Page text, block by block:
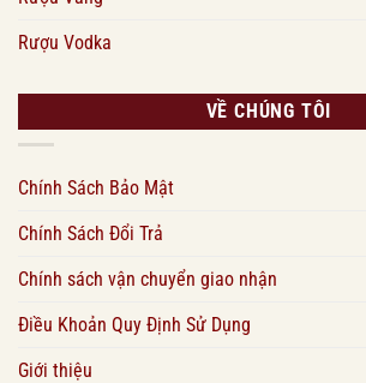
Rượu Vodka
VỀ CHÚNG TÔI
Chính Sách Bảo Mật
Chính Sách Đổi Trả
Chính sách vận chuyển giao nhận
Điều Khoản Quy Định Sử Dụng
Giới thiệu